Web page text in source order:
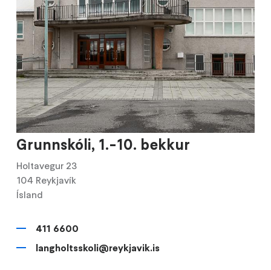
Grunnskóli, 1.-10. bekkur
Holtavegur 23
104 Reykjavík
Ísland
411 6600
langholtsskoli@reykjavik.is